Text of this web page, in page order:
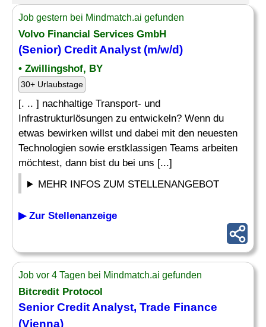
Job gestern bei Mindmatch.ai gefunden
Volvo Financial Services GmbH
(Senior) Credit Analyst (m/w/d)
• Zwillingshof, BY
30+ Urlaubstage
[. .. ] nachhaltige Transport- und
Infrastrukturlösungen zu entwickeln? Wenn du
etwas bewirken willst und dabei mit den neuesten
Technologien sowie erstklassigen Teams arbeiten
möchtest, dann bist du bei uns [...]
MEHR INFOS ZUM STELLENANGEBOT
▶ Zur Stellenanzeige
Job vor 4 Tagen bei Mindmatch.ai gefunden
Bitcredit Protocol
SeniorCredit Analyst, Trade Finance
(Vienna)